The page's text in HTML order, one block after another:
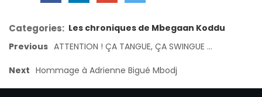
Categories: Les chroniques de Mbegaan Koddu
Previous ATTENTION ! ÇA TANGUE, ÇA SWINGUE …
Next Hommage à Adrienne Bigué Mbodj